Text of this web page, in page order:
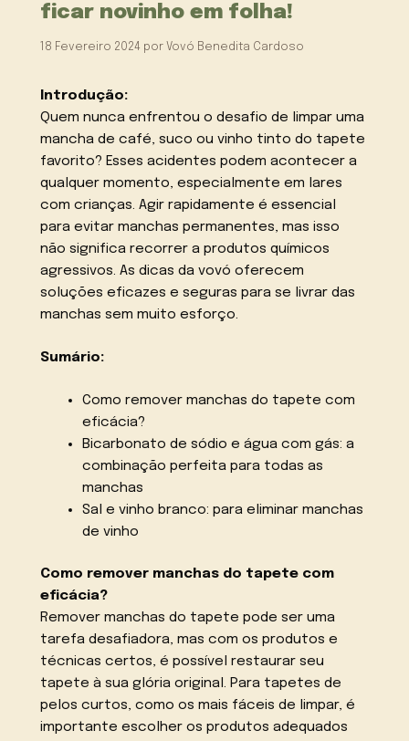
ficar novinho em folha!
18 Fevereiro 2024 por Vovó Benedita Cardoso
Introdução:
Quem nunca enfrentou o desafio de limpar uma
mancha de café, suco ou vinho tinto do tapete
favorito? Esses acidentes podem acontecer a
qualquer momento, especialmente em lares
com crianças. Agir rapidamente é essencial
para evitar manchas permanentes, mas isso
não significa recorrer a produtos químicos
agressivos. As dicas da vovó oferecem
soluções eficazes e seguras para se livrar das
manchas sem muito esforço.
Sumário:
Como remover manchas do tapete com
eficácia?
Bicarbonato de sódio e água com gás: a
combinação perfeita para todas as
manchas
Sal e vinho branco: para eliminar manchas
de vinho
Como remover manchas do tapete com
eficácia?
Remover manchas do tapete pode ser uma
tarefa desafiadora, mas com os produtos e
técnicas certos, é possível restaurar seu
tapete à sua glória original. Para tapetes de
pelos curtos, como os mais fáceis de limpar, é
importante escolher os produtos adequados